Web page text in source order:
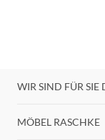
WIR SIND FÜR SIE
MÖBEL RASCHKE